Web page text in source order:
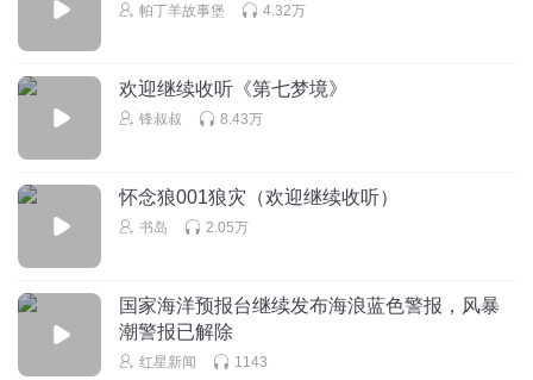
帕丁羊故事堡 4.32万
欢迎继续收听《第七梦境》
锋叔叔 8.43万
怀念狼001狼灾（欢迎继续收听）
书岛 2.05万
国家海洋预报台继续发布海浪蓝色警报，风暴
潮警报已解除
红星新闻 1143